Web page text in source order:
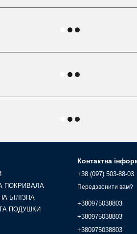
ПОКРИВАЛА
БІЛІЗНА
ПОДУШКИ
Контактна
+38 (097) 503-88-03
Передзвонити вам?
+380975038803
+380975038803
+380975038803